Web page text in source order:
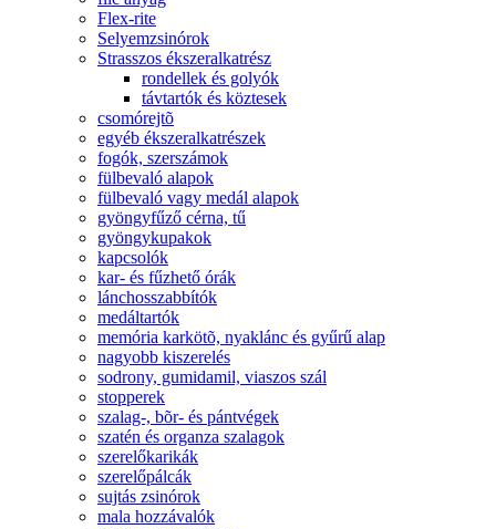
Flex-rite
Selyemzsinórok
Strasszos ékszeralkatrész
rondellek és golyók
távtartók és köztesek
csomórejtõ
egyéb ékszeralkatrészek
fogók, szerszámok
fülbevaló alapok
fülbevaló vagy medál alapok
gyöngyfűző cérna, tű
gyöngykupakok
kapcsolók
kar- és fűzhető órák
lánchosszabbítók
medáltartók
memória karkötõ, nyaklánc és gyűrű alap
nagyobb kiszerelés
sodrony, gumidamil, viaszos szál
stopperek
szalag-, bõr- és pántvégek
szatén és organza szalagok
szerelőkarikák
szerelőpálcák
sujtás zsinórok
mala hozzávalók